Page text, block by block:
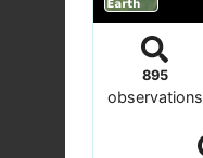
895
observations